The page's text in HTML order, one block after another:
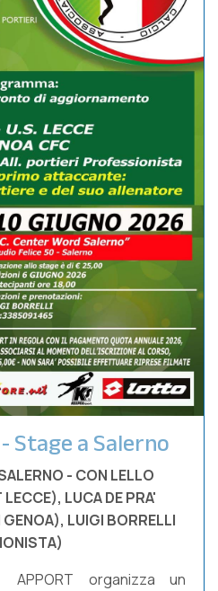
Stage a Salerno
- CON LELLO
LUCA DE PRA'
GENOA), LUIGI BORRELLI
APPORT organizza un